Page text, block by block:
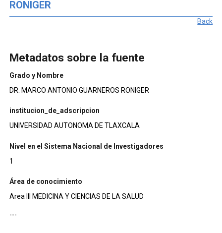
RONIGER
Back
Metadatos sobre la fuente
Grado y Nombre
DR. MARCO ANTONIO GUARNEROS RONIGER
institucion_de_adscripcion
UNIVERSIDAD AUTONOMA DE TLAXCALA
Nivel en el Sistema Nacional de Investigadores
1
Área de conocimiento
Area III MEDICINA Y CIENCIAS DE LA SALUD
---